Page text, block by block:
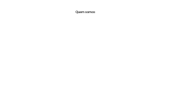
Quem somos